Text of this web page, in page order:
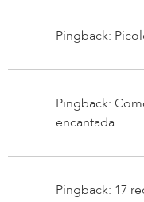
Pingback:
Pingback:
encantada
Pingback: 17